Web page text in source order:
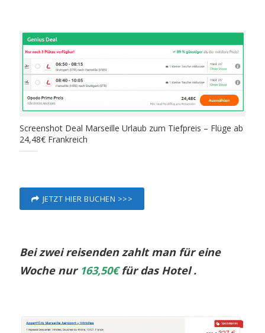
Screenshot Deal Marseille Urlaub zum Tiefpreis – Flüge ab
24,48€ Frankreich
JETZT HIER BUCHEN >>>
Bei zwei reisenden zahlt man für eine
Woche nur163,50€für das Hotel .